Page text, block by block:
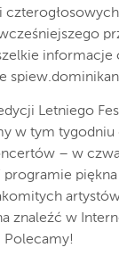
informacje
Letniego
w tym tygodniu
– w
znaleźć w
Polecamy!